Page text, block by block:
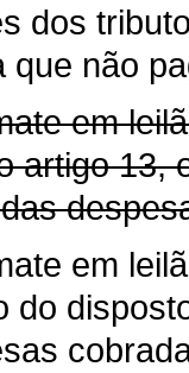
dos
que não
em
artigo 13,
em
do